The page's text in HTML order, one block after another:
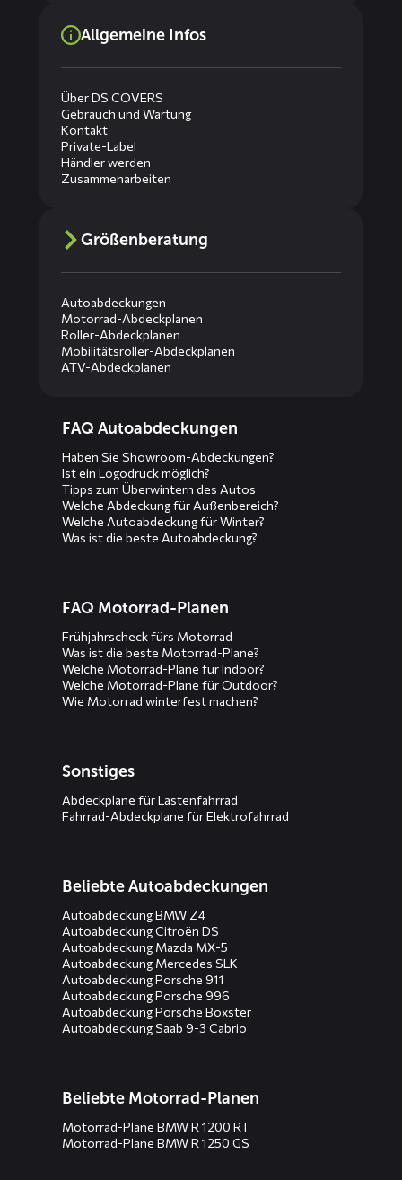
Allgemeine Infos
Über DS COVERS
Gebrauch und Wartung
Kontakt
Private-Label
Händler werden
Zusammenarbeiten
Größenberatung
Autoabdeckungen
Motorrad-Abdeckplanen
Roller-Abdeckplanen
Mobilitätsroller-Abdeckplanen
ATV-Abdeckplanen
menusFAQ Autoabdeckungen
Haben Sie Showroom-Abdeckungen?
Ist ein Logodruck möglich?
Tipps zum Überwintern des Autos
Welche Abdeckung für Außenbereich?
Welche Autoabdeckung für Winter?
Was ist die beste Autoabdeckung?
FAQ Motorrad-Planen
Frühjahrscheck fürs Motorrad
Was ist die beste Motorrad-Plane?
Welche Motorrad-Plane für Indoor?
Welche Motorrad-Plane für Outdoor?
Wie Motorrad winterfest machen?
Sonstiges
Abdeckplane für Lastenfahrrad
Fahrrad-Abdeckplane für Elektrofahrrad
Beliebte Autoabdeckungen
Autoabdeckung BMW Z4
Autoabdeckung Citroën DS
Autoabdeckung Mazda MX-5
Autoabdeckung Mercedes SLK
Autoabdeckung Porsche 911
Autoabdeckung Porsche 996
Autoabdeckung Porsche Boxster
Autoabdeckung Saab 9-3 Cabrio
Beliebte Motorrad-Planen
Motorrad-Plane BMW R 1200 RT
Motorrad-Plane BMW R 1250 GS